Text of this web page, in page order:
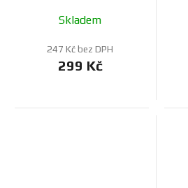
Skladem
247 Kč bez DPH
299 Kč